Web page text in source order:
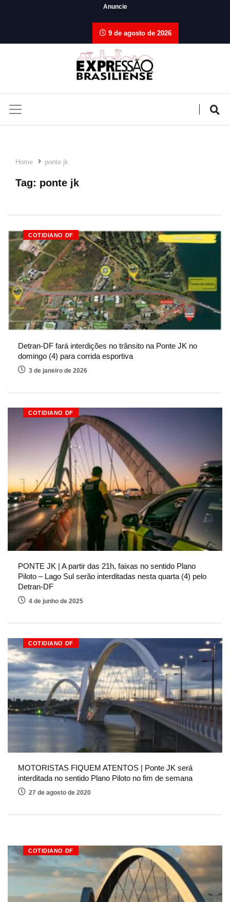
Anuncie
9 de agosto de 2026
Home ponte jk
Tag: ponte jk
COTIDIANO DF
Detran-DF fará interdições no trânsito na Ponte JK no
domingo (4) para corrida esportiva
3 de janeiro de 2026
COTIDIANO DF
PONTE JK | A partir das 21h, faixas no sentido Plano
Piloto – Lago Sul serão interditadas nesta quarta (4) pelo
Detran-DF
4 de junho de 2025
COTIDIANO DF
MOTORISTAS FIQUEM ATENTOS | Ponte JK será
interditada no sentido Plano Piloto no fim de semana
27 de agosto de 2020
COTIDIANO DF